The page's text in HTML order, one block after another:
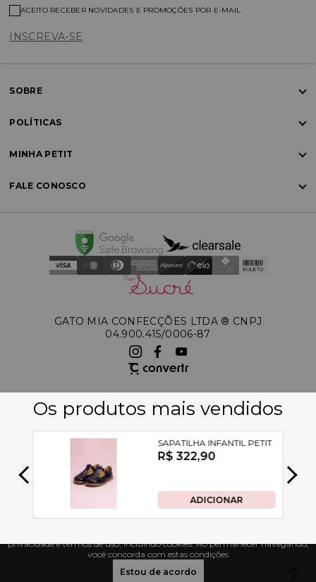
INSCREVA-SE
ACEITO RECEBER NOVIDADES E PROMOÇÕES POR E-MAIL
SOBRE
POLÍTICAS
MINHA PETIT
FALE CONOSCO
GATO MIA CONFECÇÕES LTDA ®️ CNPJ
04.900.415/0006-87
privacidade e termos de uso, incluindo cookies. Ao permanecer navegando,
você concorda com estas condições
Estou de acordo